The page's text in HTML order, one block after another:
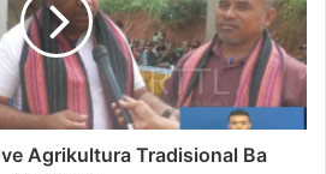
Agrikultura Tradisional Ba